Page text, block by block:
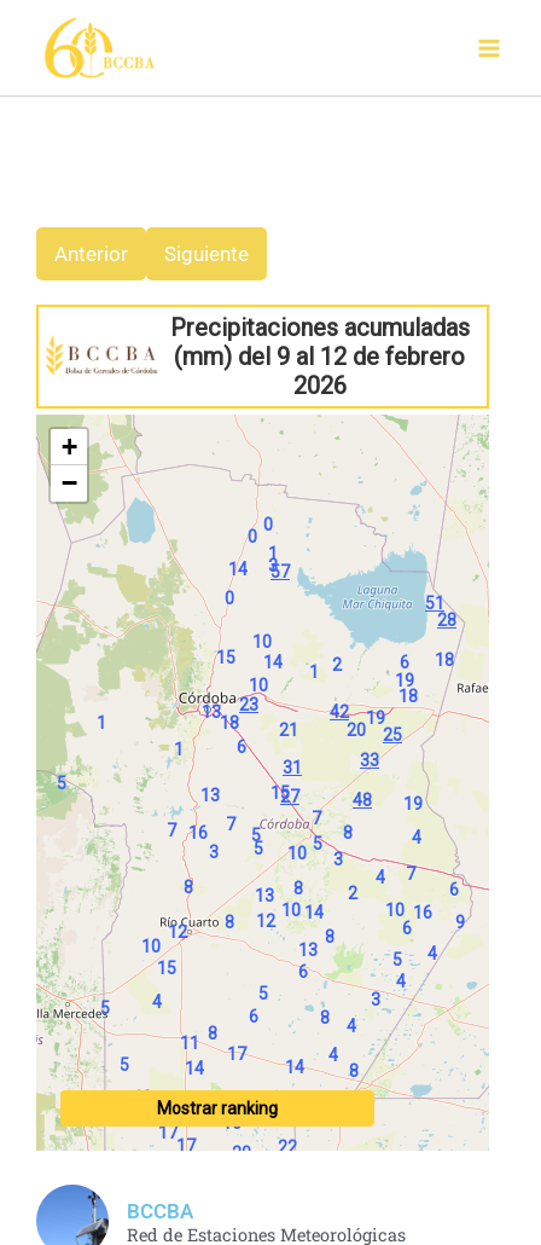
contenido
Anterior Siguiente
BCCBA
Red de Estaciones Meteorológicas